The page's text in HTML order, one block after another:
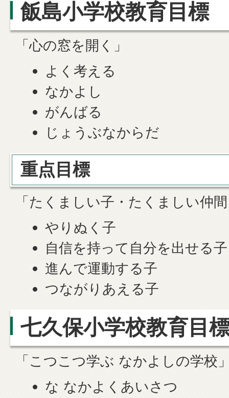
飯島小学校教育目標
「心の窓を開く」
よく考える
なかよし
がんばる
じょうぶなからだ
重点目標
「たくましい子・たくましい仲
やりぬく子
自信を持って自分を出せる子
進んで運動する子
つながりあえる子
七久保小学校教育目
「こつこつ学ぶ なかよしの学校
な なかよくあいさつ